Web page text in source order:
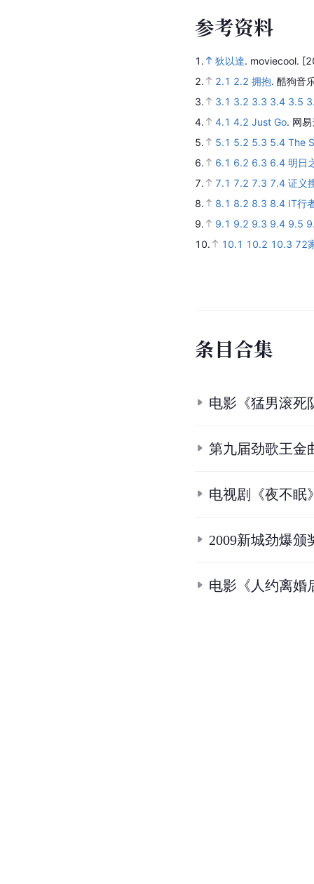
参考资料
1. 狄以達. moviecool.
2.
2.1 2.2 拥抱. 酷狗音
3.
3.1 3.2 3.3 3.4 3.5
4.
4.1 4.2 Just Go. 网
5.
5.1 5.2 5.3 5.4 The
6.
6.1 6.2 6.3 6.4 明日
7.
7.1 7.2 7.3 7.4 证义
8.
8.1 8.2 8.3 8.4 IT行
9.
9.1 9.2 9.3 9.4 9.5
10.
10.1 10.2 10.3 72
条目合集
电影《猛男滚死
第九届劲歌王金
电视剧《夜不眠
2009新城劲爆颁
电影《人约离婚